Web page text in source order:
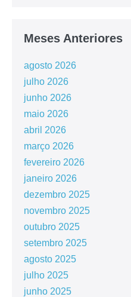
Meses Anteriores
agosto 2026
julho 2026
junho 2026
maio 2026
abril 2026
março 2026
fevereiro 2026
janeiro 2026
dezembro 2025
novembro 2025
outubro 2025
setembro 2025
agosto 2025
julho 2025
junho 2025